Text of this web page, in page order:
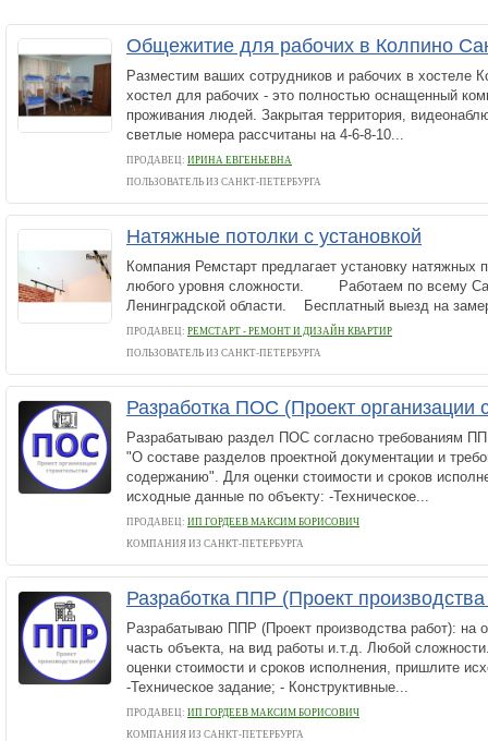
Общежитие для рабочих в Колпино
Разместим ваших сотрудников и рабочих в хостеле
хостел для рабочих - это полностью оснащенный
проживания людей. Закрытая территория,
светлые номера рассчитаны на 4-6-8-10...
ПРОДАВЕЦ: ИРИНА ЕВГЕНЬЕВНА
ПОЛЬЗОВАТЕЛЬ ИЗ САНКТ-ПЕТЕРБУРГА
Натяжные потолки с установкой
Компания Ремстарт предлагает установку натяжных
любого уровня сложности. Работаем по всему
Ленинградской области. Бесплатный выезд на
ПРОДАВЕЦ: РЕМСТАРТ - РЕМОНТ И ДИЗАЙН КВАРТИР
ПОЛЬЗОВАТЕЛЬ ИЗ САНКТ-ПЕТЕРБУРГА
Разработка ПОС (Проект организации
Разрабатываю раздел ПОС согласно требованиям
"О составе разделов проектной документации и
содержанию". Для оценки стоимости и сроков
исходные данные по объекту: -Техническое...
ПРОДАВЕЦ: ИП ГОРДЕЕВ МАКСИМ БОРИСОВИЧ
КОМПАНИЯ ИЗ САНКТ-ПЕТЕРБУРГА
Разработка ППР (Проект
Разрабатываю ППР (Проект производства работ): на
часть объекта, на вид работы и.т.д. Любой
оценки стоимости и сроков исполнения, пришлите
-Техническое задание; - Конструктивные...
ПРОДАВЕЦ: ИП ГОРДЕЕВ МАКСИМ БОРИСОВИЧ
КОМПАНИЯ ИЗ САНКТ-ПЕТЕРБУРГА